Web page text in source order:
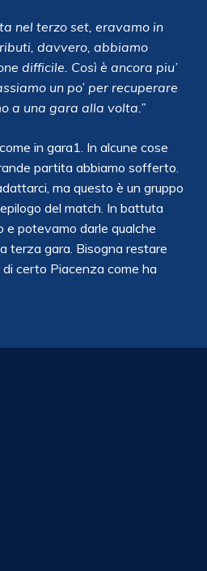
nel terzo set, eravamo in
davvero, abbiamo
difficile. Così è ancora piu’
un po’ per recuperare
a una gara alla volta.”
in gara1. In alcune cose
partita abbiamo sofferto.
ma questo è un gruppo
del match. In battuta
e potevamo darle qualche
terza gara. Bisogna restare
certo Piacenza come ha